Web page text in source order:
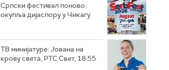
Српски фестивал поново
окупља дијаспору у Чикагу
ТВ минијатуре: Јована на
крову света, РТС Свет, 18.55